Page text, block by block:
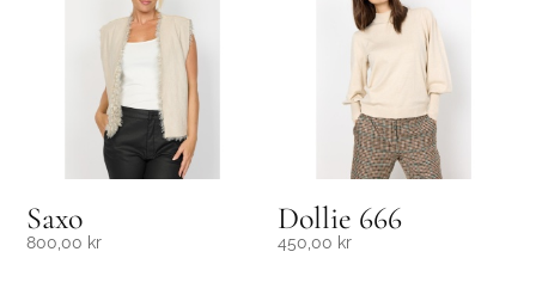
Saxo
800,00 kr
Dollie 666
450,00 kr